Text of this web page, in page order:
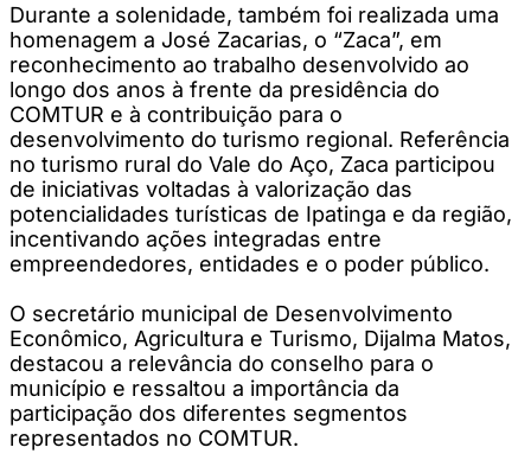
Durante a solenidade, também foi realizada uma
homenagem a José Zacarias, o “Zaca”, em
reconhecimento ao trabalho desenvolvido ao
longo dos anos à frente da presidência do
COMTUR e à contribuição para o
desenvolvimento do turismo regional. Referência
no turismo rural do Vale do Aço, Zaca participou
de iniciativas voltadas à valorização das
potencialidades turísticas de Ipatinga e da região,
incentivando ações integradas entre
empreendedores, entidades e o poder público.
O secretário municipal de Desenvolvimento
Econômico, Agricultura e Turismo, Dijalma Matos,
destacou a relevância do conselho para o
município e ressaltou a importância da
participação dos diferentes segmentos
representados no COMTUR.